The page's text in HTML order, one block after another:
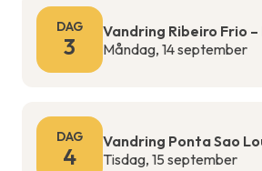
DAG
3
Vandring Ribeiro Frio
Måndag, 14 september
DAG
4
Vandring Ponta Sao
Tisdag, 15 september